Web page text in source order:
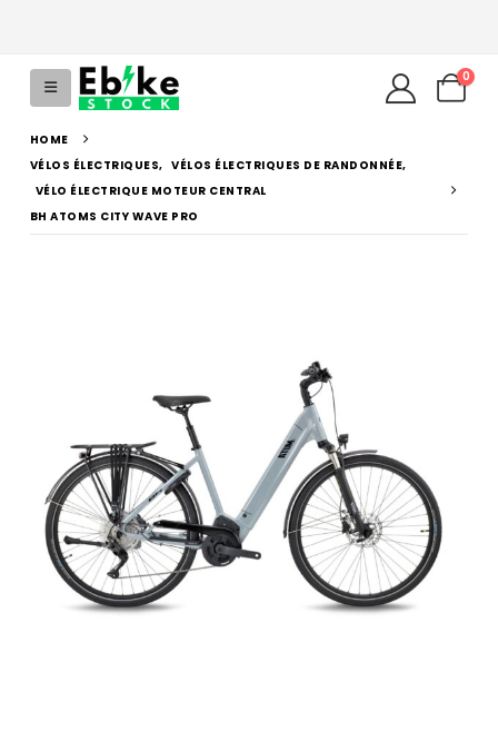
0
HOME
VÉLOS ÉLECTRIQUES, VÉLOS ÉLECTRIQUES DE RANDONNÉE,
VÉLO ÉLECTRIQUE MOTEUR CENTRAL
BH ATOMS CITY WAVE PRO